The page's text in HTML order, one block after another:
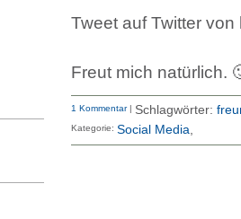
Tweet auf Twitter von
Freut mich natürlich.
1 Kommentar| Schlagwörter:
Kategorie: Social Media